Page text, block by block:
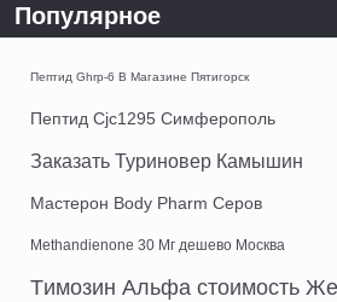
Популярное
Пептид Ghrp-6 В Магазине Пятигорск
Пептид Cjc1295 Симферополь
Заказать Туриновер Камышин
Мастерон Body Pharm Серов
Methandienone 30 Мг дешево Москва
Tимозин Альфа стоимость